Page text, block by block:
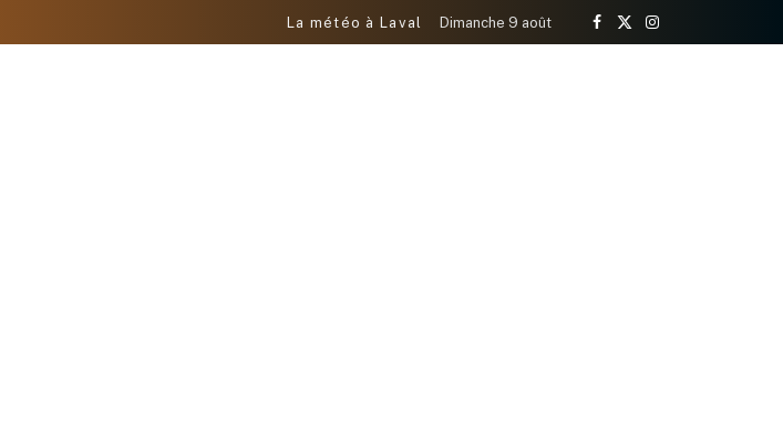
La météo à Laval Dimanche 9 août
Facebook
X
Instagram